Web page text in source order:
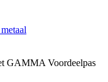
GAMMA Voordeelpas